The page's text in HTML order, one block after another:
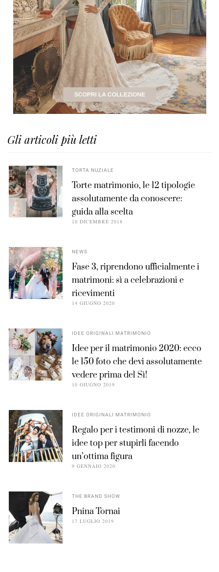
Gli articoli più letti
TORTA NUZIALE
Torte matrimonio, le 12 tipologie
assolutamente da conoscere:
guida alla scelta
10 DICEMBRE 2018
NEWS
Fase 3, riprendono ufficialmente i
matrimoni: sì a celebrazioni e
ricevimenti
14 GIUGNO 2020
IDEE ORIGINALI MATRIMONIO
Idee per il matrimonio 2020: ecco
le 150 foto che devi assolutamente
vedere prima del Sì!
10 GIUGNO 2019
IDEE ORIGINALI MATRIMONIO
Regalo per i testimoni di nozze, le
idee top per stupirli facendo
un’ottima figura
9 GENNAIO 2020
THE BRAND SHOW
Pnina Tornai
17 LUGLIO 2019